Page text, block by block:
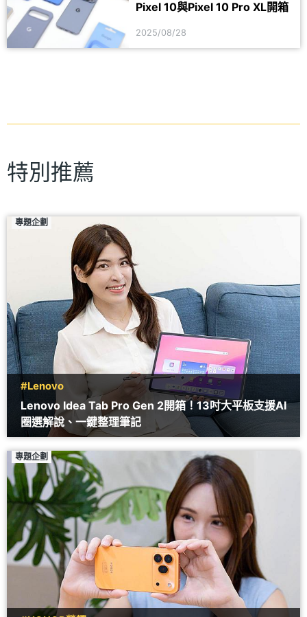
Pixel 10與Pixel 10 Pro XL開箱
2025/08/28
特別推薦
專題企劃
#Lenovo
Lenovo Idea Tab Pro Gen 2開箱！13吋大平板支援AI
圈選解說、一鍵整理筆記
專題企劃